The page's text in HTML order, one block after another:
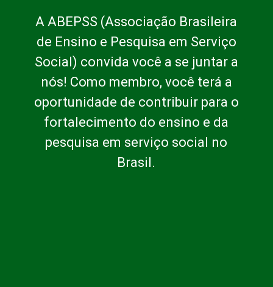
A ABEPSS (Associação Brasileira
de Ensino e Pesquisa em Serviço
Social) convida você a se juntar a
nós! Como membro, você terá a
oportunidade de contribuir para o
fortalecimento do ensino e da
pesquisa em serviço social no
Brasil.